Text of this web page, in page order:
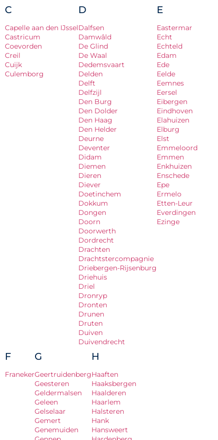
C
Capelle aan den IJssel
Castricum
Coevorden
Creil
Cuijk
Culemborg
D
Dalfsen
Damwâld
De Glind
De Waal
Dedemsvaart
Delden
Delft
Delfzijl
Den Burg
Den Dolder
Den Haag
Den Helder
Deurne
Deventer
Didam
Diemen
Dieren
Diever
Doetinchem
Dokkum
Dongen
Doorn
Doorwerth
Dordrecht
Drachten
Drachtstercompagnie
Driebergen-Rijsenburg
Driehuis
Driel
Dronryp
Dronten
Drunen
Druten
Duiven
Duivendrecht
E
Eastermar
Echt
Echteld
Edam
Ede
Eelde
Eemnes
Eersel
Eibergen
Eindhoven
Elahuizen
Elburg
Elst
Emmeloord
Emmen
Enkhuizen
Enschede
Epe
Ermelo
Etten-Leur
Everdingen
Ezinge
F
Franeker
G
Geertruidenberg
Geesteren
Geldermalsen
Geleen
Gelselaar
Gemert
Genemuiden
H
Haaften
Haaksbergen
Haalderen
Haarlem
Halsteren
Hank
Hansweert